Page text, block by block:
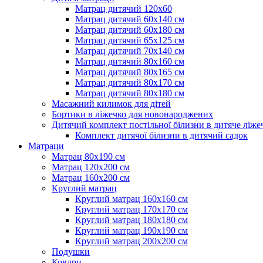
Матрац дитячий 120х60
Матрац дитячий 60х140 см
Матрац дитячий 60х180 см
Матрац дитячий 65х125 см
Матрац дитячий 70х140 см
Матрац дитячий 80х160 см
Матрац дитячий 80х165 см
Матрац дитячий 80х170 см
Матрац дитячий 80х180 см
Масажний килимок для дітей
Бортики в ліжечко для новонароджених
Дитячий комплект постільної білизни в дитяче
Комплект дитячої білизни в дитячий садок
Матраци
Матрац 80х190 см
Матрац 120х200 см
Матрац 160х200 см
Круглий матрац
Круглий матрац 160х160 см
Круглий матрац 170х170 см
Круглий матрац 180х180 см
Круглий матрац 190х190 см
Круглий матрац 200х200 см
Подушки